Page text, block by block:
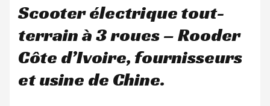
Scooter électrique tout-
terrain à 3 roues – Rooder
Côte d’Ivoire, fournisseurs
et usine de Chine.